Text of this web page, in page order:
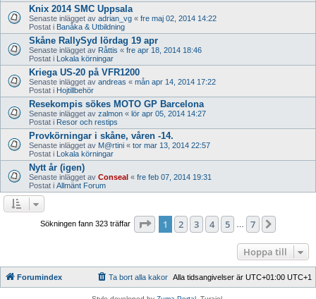
Knix 2014 SMC Uppsala
Senaste inlägget av adrian_vg « fre maj 02, 2014 14:22
Postat i Banåka & Utbildning
Skåne RallySyd lördag 19 apr
Senaste inlägget av Råttis « fre apr 18, 2014 18:46
Postat i Lokala körningar
Kriega US-20 på VFR1200
Senaste inlägget av andreas « mån apr 14, 2014 17:22
Postat i Hojtillbehör
Resekompis sökes MOTO GP Barcelona
Senaste inlägget av zalmon « lör apr 05, 2014 14:27
Postat i Resor och restips
Provkörningar i skåne, våren -14.
Senaste inlägget av M@rtini « tor mar 13, 2014 22:57
Postat i Lokala körningar
Nytt år (igen)
Senaste inlägget av Conseal « fre feb 07, 2014 19:31
Postat i Allmänt Forum
Sökningen fann 323 träffar Sida av 7
1 2 3 4 5 7
Hoppa till
Forumindex Alla tidsangivelser är UTC+01:00 UTC+1
Ta bort alla kakor